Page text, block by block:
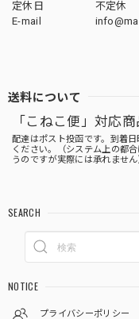
定休日
不定休
E-mail
送料について
「こねこ便」対応
配達はポスト投函です。到着
ください。（システム上の都
うのですが実際には承れません
SEARCH
NOTICE
プライバシーポリシー